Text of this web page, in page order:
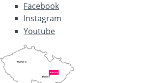
Facebook
Instagram
Youtube